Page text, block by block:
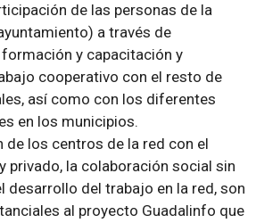
de las personas de la
a través de
y capacitación y
cooperativo con el resto de
así como con los diferentes
en los municipios.
de los centros de la red con el
privado, la colaboración social sin
desarrollo del trabajo en la red, son
al proyecto Guadalinfo que